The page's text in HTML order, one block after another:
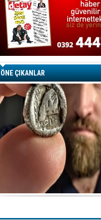
ÖNE ÇIKANLAR
Adem KAVAZ
Can Bonomo ile son kez
Eurovizyon sahnesinde yer alan
Türkiye 10 yıl aradan sonra
yeniden yarışmaya dönecek mi?
Fırat Borak
Erkut YILMABAŞAR
Bayrak tartışmaları ve ihalesiz
Arif Alasya
2015 SONRASI VE AKINCI.
SURLAR İÇİ’NDE KOLAYDIR ÖLMEK